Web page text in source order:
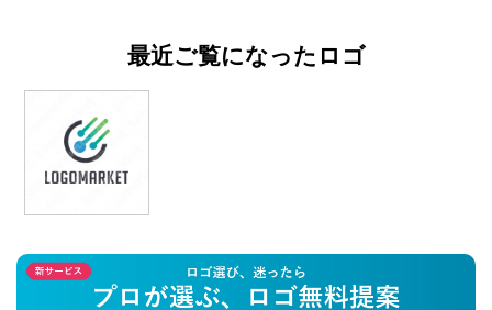
最近ご覧になったロゴ